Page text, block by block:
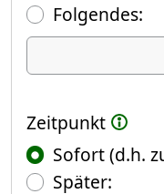
Folgendes:
Ich kündige
Zeitpunkt
Sofort (d.h.
Später: